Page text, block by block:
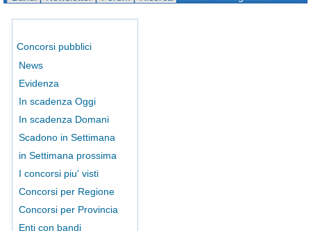
Concorsi pubblici
News
Evidenza
In scadenza Oggi
In scadenza Domani
Scadono in Settimana
in Settimana prossima
I concorsi piu' visti
Concorsi per Regione
Concorsi per Provincia
Enti con bandi